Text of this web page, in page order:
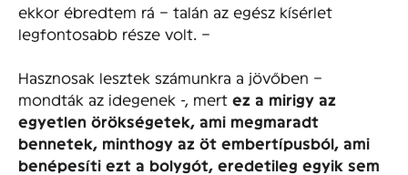
ekkor ébredtem rá – talán az egész kísérlet
legfontosabb része volt. –
Hasznosak lesztek számunkra a jövőben –
mondták az idegenek -, mert ez a mirigy az
egyetlen örökségetek, ami megmaradt
bennetek, minthogy az öt embertípusból, ami
benépesíti ezt a bolygót, eredetileg egyik sem